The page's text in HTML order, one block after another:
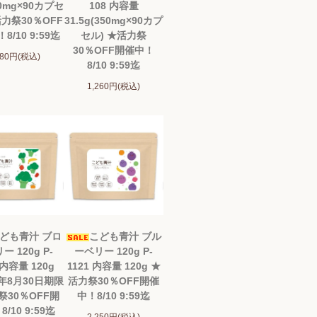
カプセ
祭30％OFF
8/10 9:59迄
円(税込)
108 内容量
31.5g(350mg×90カプ
セル) ★活力祭
30％OFF開催中！
8/10 9:59迄
1,260円(税込)
も青汁 ブロ
ー 120g P-
容量 120g
8月30日期限
30％OFF開
8/10 9:59迄
こども青汁 ブル
ーベリー 120g P-
1121 内容量 120g ★
活力祭30％OFF開催
中！8/10 9:59迄